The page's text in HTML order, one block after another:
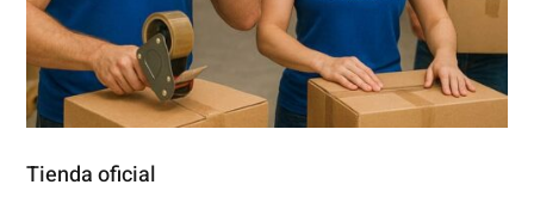
Tienda oficial